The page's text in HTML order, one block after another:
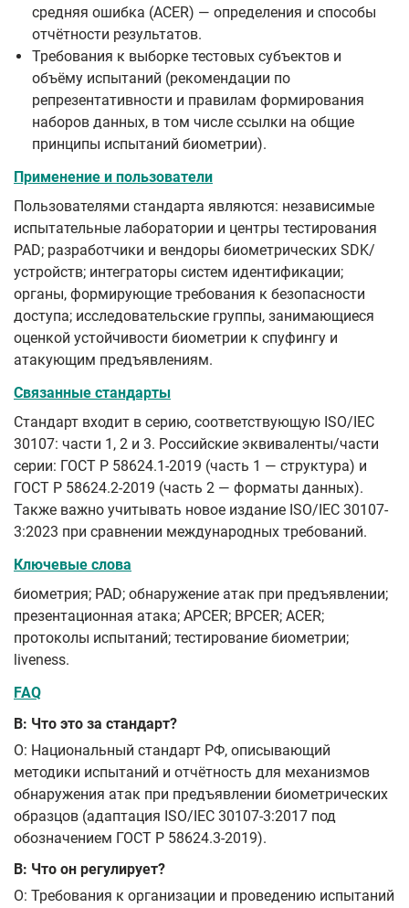
средняя ошибка (ACER) — определения и способы
отчётности результатов.
Требования к выборке тестовых субъектов и
объёму испытаний (рекомендации по
репрезентативности и правилам формирования
наборов данных, в том числе ссылки на общие
принципы испытаний биометрии).
Применение и пользователи
Пользователями стандарта являются: независимые
испытательные лаборатории и центры тестирования
PAD; разработчики и вендоры биометрических SDK/
устройств; интеграторы систем идентификации;
органы, формирующие требования к безопасности
доступа; исследовательские группы, занимающиеся
оценкой устойчивости биометрии к спуфингу и
атакующим предъявлениям.
Связанные стандарты
Стандарт входит в серию, соответствующую ISO/IEC
30107: части 1, 2 и 3. Российские эквиваленты/части
серии: ГОСТ Р 58624.1-2019 (часть 1 — структура) и
ГОСТ Р 58624.2-2019 (часть 2 — форматы данных).
Также важно учитывать новое издание ISO/IEC 30107-
3:2023 при сравнении международных требований.
Ключевые слова
биометрия; PAD; обнаружение атак при предъявлении;
презентационная атака; APCER; BPCER; ACER;
протоколы испытаний; тестирование биометрии;
liveness.
FAQ
В: Что это за стандарт?
О: Национальный стандарт РФ, описывающий
методики испытаний и отчётность для механизмов
обнаружения атак при предъявлении биометрических
образцов (адаптация ISO/IEC 30107-3:2017 под
обозначением ГОСТ Р 58624.3-2019).
В: Что он регулирует?
О: Требования к организации и проведению испытаний